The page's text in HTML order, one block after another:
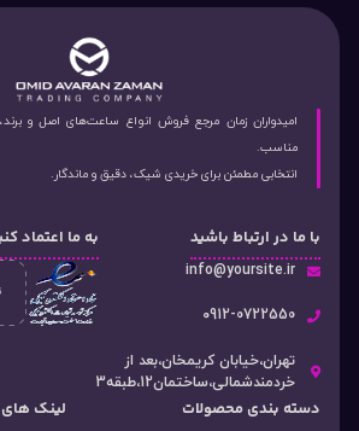
امیدواران زمان مرجع فروش انواع ساعت‌های اصل و
مناسب.
انتخابی مطمئن برای خریدی شیک، دقیق و ماندگار.
با ما در ارتباط باشید
info@yoursite.ir
۰912-0722550
تهران،خیابان کریمخان،بعد از
خردمندشمالی،ساختمان12،طبقه3
به ما اعتماد
دسته‌ بندی محصولات لینک